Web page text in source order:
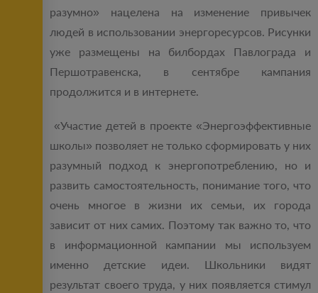
разумно» нацелена на изменение привычек
людей в использовании энергоресурсов. Рисунки
уже размещены на билбордах Павлограда и
Першотравенска, в сентябре кампания
продолжится и в интернете.
«Участие детей в проекте «Энергоэффективные
школы» позволяет не только сформировать у них
разумный подход к энергопотреблению, но и
развить самостоятельность, понимание того, что
очень многое в жизни их семьи, их города
зависит от них самих. Поэтому так важно то, что
в информационной кампании мы используем
именно детские идеи. Школьники видят
результат своего труда, у них появляется стимул